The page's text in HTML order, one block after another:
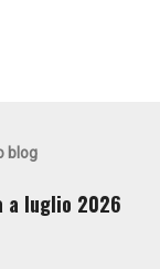
blog
a luglio 2026